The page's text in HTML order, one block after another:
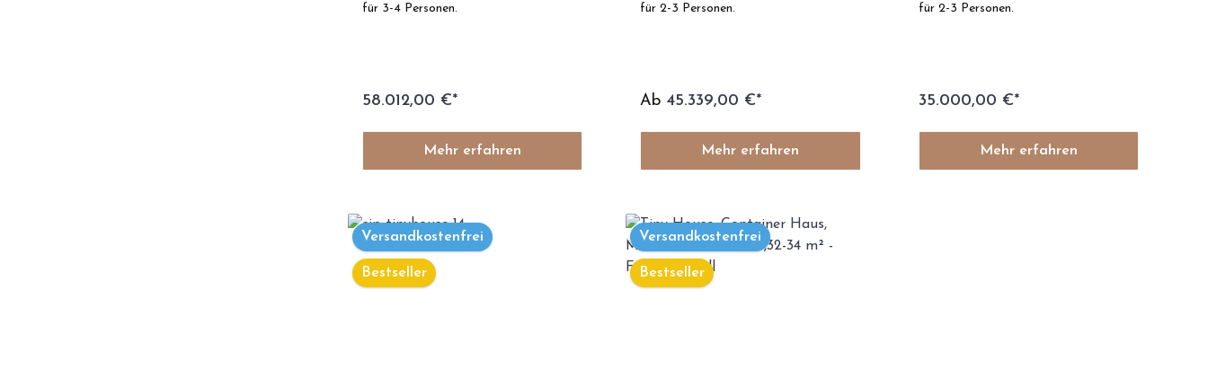
für 3-4 Personen.
58.012,00 €*
Mehr erfahren
für 2-3 Personen.
Ab 45.339,00 €*
Mehr erfahren
für 2-3 Personen.
35.000,00 €*
Mehr erfahren
Versandkostenfrei
Bestseller
Versandkostenfrei
Bestseller